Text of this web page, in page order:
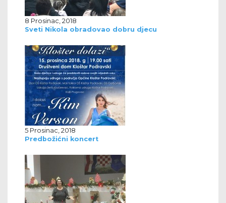
8 Prosinac, 2018
Sveti Nikola obradovao dobru djecu
5 Prosinac, 2018
Predbožićni koncert